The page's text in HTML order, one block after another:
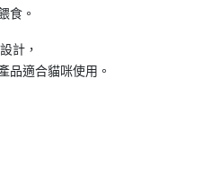
食。
計，
品適合貓咪使用。